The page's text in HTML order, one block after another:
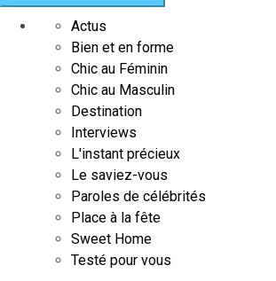
Actus
Bien et en forme
Chic au Féminin
Chic au Masculin
Destination
Interviews
L'instant précieux
Le saviez-vous
Paroles de célébrités
Place à la fête
Sweet Home
Testé pour vous